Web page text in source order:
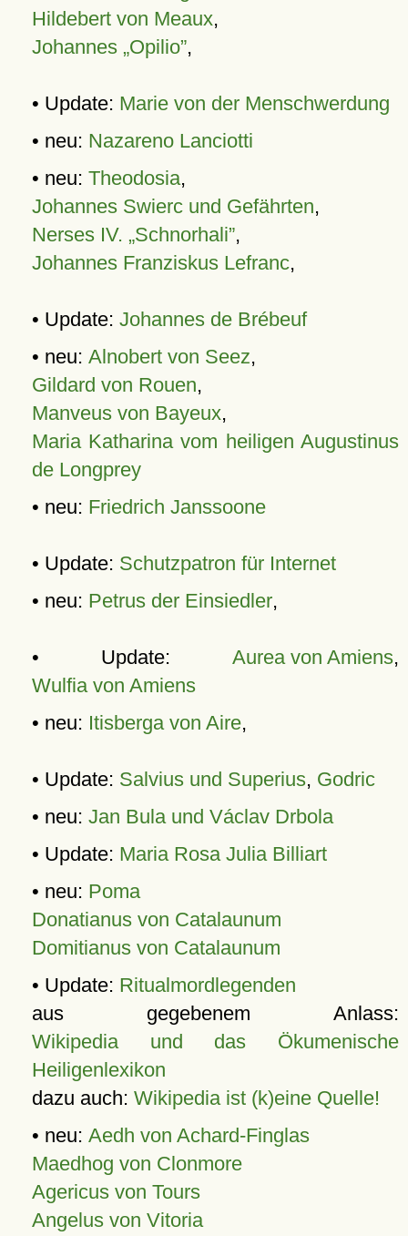
Hildebert von Meaux,
Johannes „Opilio”,
• Update: Marie von der Menschwerdung
• neu: Nazareno Lanciotti
• neu: Theodosia,
Johannes Swierc und Gefährten,
Nerses IV. „Schnorhali”,
Johannes Franziskus Lefranc,
• Update: Johannes de Brébeuf
• neu: Alnobert von Seez,
Gildard von Rouen,
Manveus von Bayeux,
Maria Katharina vom heiligen Augustinus
de Longprey
• neu: Friedrich Janssoone
• Update: Schutzpatron für Internet
• neu: Petrus der Einsiedler,
• Update: Aurea von Amiens,
Wulfia von Amiens
• neu: Itisberga von Aire,
• Update: Salvius und Superius, Godric
• neu: Jan Bula und Václav Drbola
• Update: Maria Rosa Julia Billiart
• neu: Poma
Donatianus von Catalaunum
Domitianus von Catalaunum
• Update: Ritualmordlegenden
aus gegebenem Anlass:
Wikipedia und das Ökumenische
Heiligenlexikon
dazu auch: Wikipedia ist (k)eine Quelle!
• neu: Aedh von Achard-Finglas
Maedhog von Clonmore
Agericus von Tours
Angelus von Vitoria